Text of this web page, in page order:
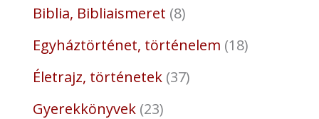
Biblia, Bibliaismeret 8
Egyháztörténet, történelem 18
Életrajz, történetek 37
Gyerekkönyvek 23